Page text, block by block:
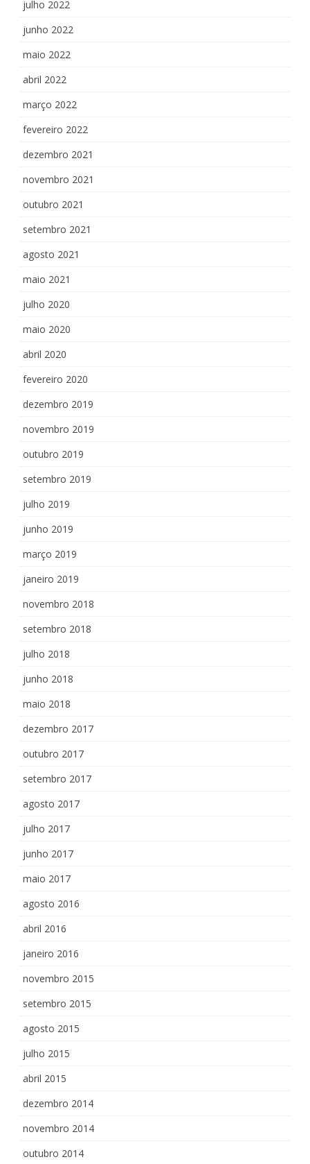
julho 2022
junho 2022
maio 2022
abril 2022
março 2022
fevereiro 2022
dezembro 2021
novembro 2021
outubro 2021
setembro 2021
agosto 2021
maio 2021
julho 2020
maio 2020
abril 2020
fevereiro 2020
dezembro 2019
novembro 2019
outubro 2019
setembro 2019
julho 2019
junho 2019
março 2019
janeiro 2019
novembro 2018
setembro 2018
julho 2018
junho 2018
maio 2018
dezembro 2017
outubro 2017
setembro 2017
agosto 2017
julho 2017
junho 2017
maio 2017
agosto 2016
abril 2016
janeiro 2016
novembro 2015
setembro 2015
agosto 2015
julho 2015
abril 2015
dezembro 2014
novembro 2014
outubro 2014